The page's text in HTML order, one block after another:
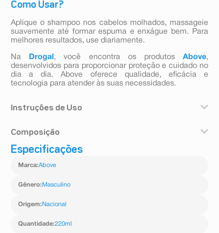
Como Usar?
Aplique o shampoo nos cabelos molhados, massageie
suavemente até formar espuma e enxágue bem. Para
melhores resultados, use diariamente.
Na Drogal , você encontra os produtos Above,
desenvolvidos para proporcionar proteção e cuidado no
dia a dia. Above oferece qualidade, eficácia e
tecnologia para atender às suas necessidades.
Instruções de Uso
suavemente até formar espuma e enxágue bem. Para
Composição
Sulfato de sódio 2- (2-dodeciloxietoxi) etílico (CAS
Coco amidopropil betaína (CAS 61789-40-0): 1 %-10%;
Piritionato de zinco (CAS 13463-41-7): 0,5 %-15%.
Especificações
Marca:Above
Gênero: Masculino
Origem: Nacional
Quantidade:220ml